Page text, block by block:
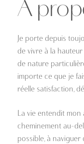
À
Je porte depuis
de vivre à la
de nature
importe ce que je
réelle satisfaction,
La vie entendit mon
cheminement au-
possible, à